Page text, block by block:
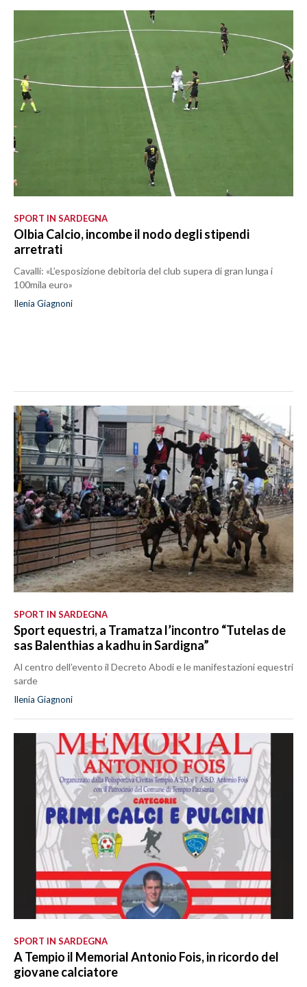
SPORT IN SARDEGNA
Olbia Calcio, incombe il nodo degli stipendi
arretrati
Cavalli: «L’esposizione debitoria del club supera di gran lunga i
100mila euro»
Ilenia Giagnoni
SPORT IN SARDEGNA
Sport equestri, a Tramatza l’incontro “Tutelas de
sas Balenthias a kadhu in Sardigna”
Al centro dell’evento il Decreto Abodi e le manifestazioni equestri
sarde
Ilenia Giagnoni
SPORT IN SARDEGNA
A Tempio il Memorial Antonio Fois, in ricordo del
giovane calciatore